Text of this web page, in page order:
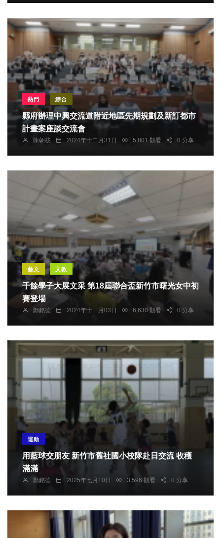
熱門 綜合
縣府辦理中興交流道附近地區先期規劃及新訂都市
計畫案座談交流會
陳朝枝 2024年十二月31日 5,801 觀看 0 分享
藝文 文教
千餘學子大展文采 第18屆聯合盃新竹市曙光女中初
賽登場
鄭銘德 2024年十一月03日 6,630 觀看 0 分享
運動
用藍球交朋友 新竹市舊社國小校隊赴日交流 收穫
滿滿
鄭銘德 2025年七月10日 3,596 觀看 0 分享